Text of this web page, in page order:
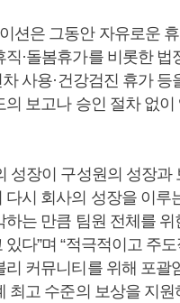
션은 그동안 자유로운
직·돌봄휴가를 비롯한 법
사용·건강검진 휴가 등
의 보고나 승인 절차 없이
성장이 구성원의 성장과
다시 회사의 성장을 이루
는 만큼 팀원 전체를 위
다”며 “적극적이고 주
커뮤니티를 위해 포괄
최고 수준의 보상을 지원